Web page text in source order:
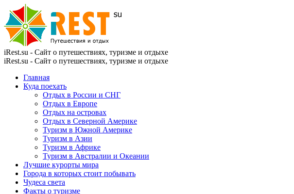
iRest.su - Сайт о путешествиях, туризме и отдыхе
iRest.su - Сайт о путешествиях, туризме и отдыхе
Главная
Куда поехать
Отдых в России и СНГ
Отдых в Европе
Отдых на островах
Отдых в Северной Америке
Туризм в Южной Америке
Туризм в Азии
Туризм в Африке
Туризм в Австралии и Океании
Лучшие курорты мира
Города в которых стоит побывать
Чудеса света
Факты о туризме